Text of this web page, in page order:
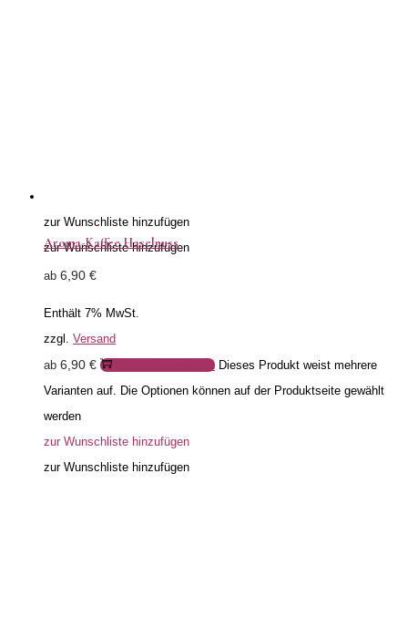
zur Wunschliste hinzufügen
zur Wunschliste hinzufügen
Aroma-Kaffee Haselnuss
ab 6,90 €
Enthält 7% MwSt.
zzgl. Versand
ab 6,90 € Ausführung wählen Dieses Produkt weist mehrere
Varianten auf. Die Optionen können auf der Produktseite gewählt
werden
zur Wunschliste hinzufügen
zur Wunschliste hinzufügen